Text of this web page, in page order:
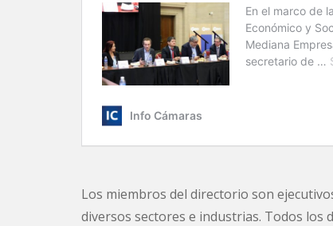
Los miembros del directorio son
diversos sectores e industrias. Todos los